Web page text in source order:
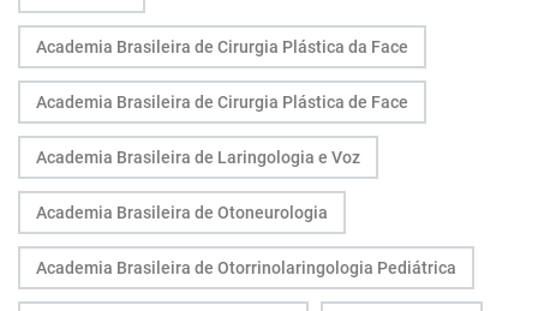
Academia Brasileira de Cirurgia Plástica da Face
Academia Brasileira de Cirurgia Plástica de Face
Academia Brasileira de Laringologia e Voz
Academia Brasileira de Otoneurologia
Academia Brasileira de Otorrinolaringologia Pediátrica